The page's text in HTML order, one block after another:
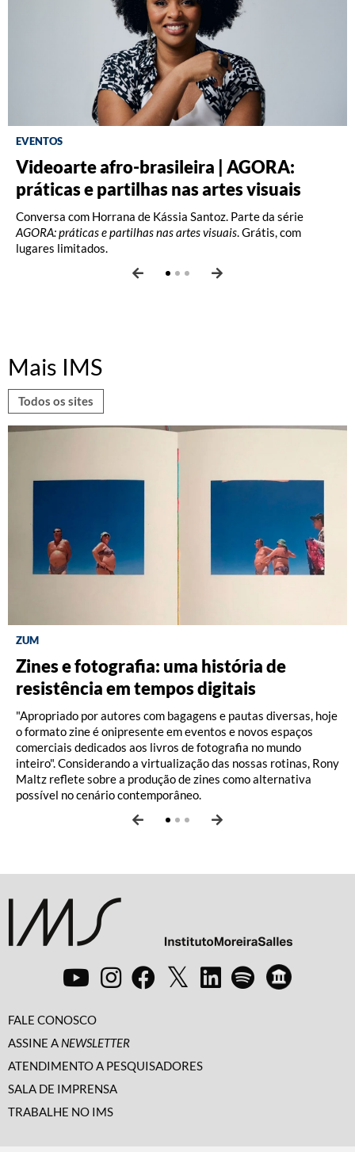
EVENTOS
Videoarte afro-brasileira | AGORA:
práticas e partilhas nas artes visuais
Conversa com Horrana de Kássia Santoz. Parte da série
AGORA: práticas e partilhas nas artes visuais. Grátis, com
lugares limitados.
Fotografia: Interpretações – Turma A
(2026)
Oficina com Celina Yamauchi. Vagas limitadas.
Fotografia: Princípios (2026)
Oficina com Celina Yamauchi. Vagas limitadas.
Mais IMS
Todos os sites
ZUM
Zines e fotografia: uma história de
resistência em tempos digitais
"Apropriado por autores com bagagens e pautas diversas, hoje
o formato zine é onipresente em eventos e novos espaços
comerciais dedicados aos livros de fotografia no mundo
inteiro". Considerando a virtualização das nossas rotinas, Rony
Maltz reflete sobre a produção de zines como alternativa
possível no cenário contemporâneo.
DISCOGRAFIA BRASILEIRA
Do Pajeú a Hollywood: 100 anos de
Moacir Santos, por Pedro Paulo Malta
RÁDIO BATUTA
Ney ao vivo, muito vivo, com Luiz
Fernando Vianna
FALE CONOSCO
ASSINE A NEWSLETTER
ATENDIMENTO A PESQUISADORES
SALA DE IMPRENSA
TRABALHE NO IMS